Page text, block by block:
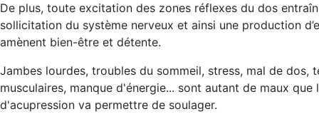
De plus, toute excitation des zones réflexes du dos
sollicitation du système nerveux et ainsi une production
amènent bien-être et détente.
Jambes lourdes, troubles du sommeil, stress, mal de dos,
musculaires, manque d'énergie... sont autant de maux que
d'acupression va permettre de soulager.